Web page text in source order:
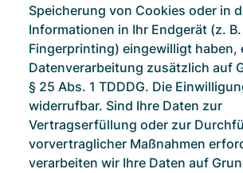
Speicherung von Cookies oder in
Informationen in Ihr Endgerät (z.
Fingerprinting) eingewilligt haben,
Datenverarbeitung zusätzlich auf
§ 25 Abs. 1 TDDDG. Die
widerrufbar. Sind Ihre Daten zur
Vertragserfüllung oder zur
vorvertraglicher Maßnahmen
verarbeiten wir Ihre Daten auf